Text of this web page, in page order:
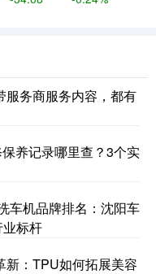
服务商服务内容，都有
养记录哪里查？3个实
车机品牌排名：沈阳车
标杆
新：TPU如何拓展美容